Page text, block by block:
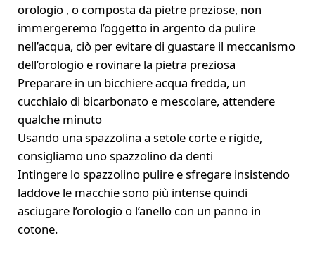
orologio , o composta da pietre preziose, non
immergeremo l’oggetto in argento da pulire
nell’acqua, ciò per evitare di guastare il meccanismo
dell’orologio e rovinare la pietra preziosa
Preparare in un bicchiere acqua fredda, un
cucchiaio di bicarbonato e mescolare, attendere
qualche minuto
Usando una spazzolina a setole corte e rigide,
consigliamo uno spazzolino da denti
Intingere lo spazzolino pulire e sfregare insistendo
laddove le macchie sono più intense quindi
asciugare l’orologio o l’anello con un panno in
cotone.